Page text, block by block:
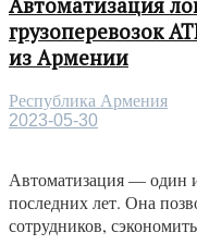
Автоматизация
грузоперевозок
из Армении
Республика Армения
2023-05-30
Автоматизация — один
последних лет. Она
сотрудников,